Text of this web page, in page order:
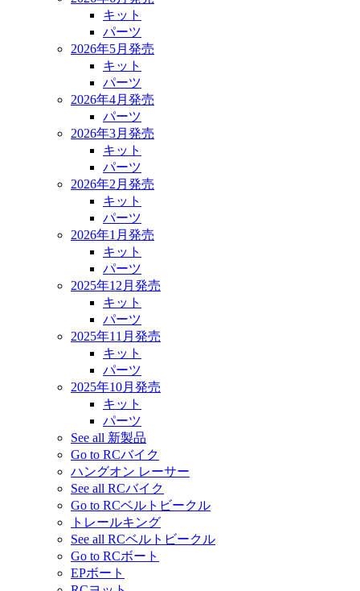
キット
パーツ
2026年5月発売
キット
パーツ
2026年4月発売
パーツ
2026年3月発売
キット
パーツ
2026年2月発売
キット
パーツ
2026年1月発売
キット
パーツ
2025年12月発売
キット
パーツ
2025年11月発売
キット
パーツ
2025年10月発売
キット
パーツ
See all 新製品
Go to RCバイク
ハングオン レーサー
See all RCバイク
Go to RCベルトビークル
トレールキング
See all RCベルトビークル
Go to RCボート
EPボート